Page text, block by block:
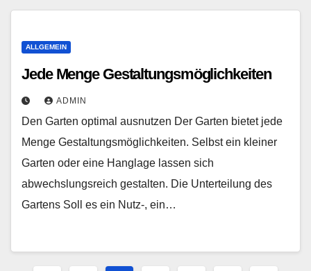
ALLGEMEIN
Jede Menge Gestaltungsmöglichkeiten
ADMIN
Den Garten optimal ausnutzen Der Garten bietet jede
Menge Gestaltungsmöglichkeiten. Selbst ein kleiner
Garten oder eine Hanglage lassen sich
abwechslungsreich gestalten. Die Unterteilung des
Gartens Soll es ein Nutz-, ein…